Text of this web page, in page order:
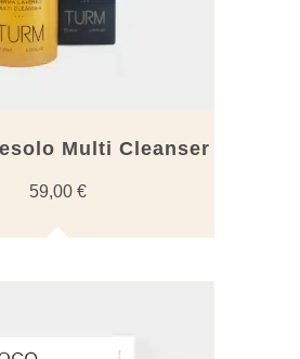
Multi Cleanser
59,00 €